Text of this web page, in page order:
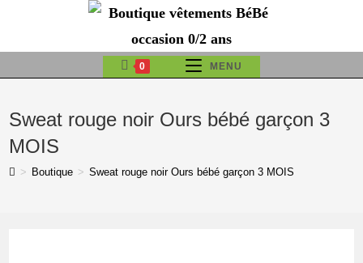
content
0 MENU
Sweat rouge noir Ours bébé garçon 3
MOIS
> Boutique > Sweat rouge noir Ours bébé garçon 3 MOIS